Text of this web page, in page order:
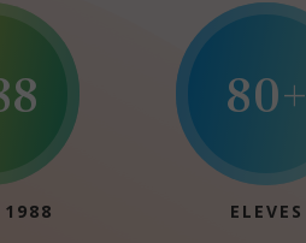
1988
80+
ELEVES